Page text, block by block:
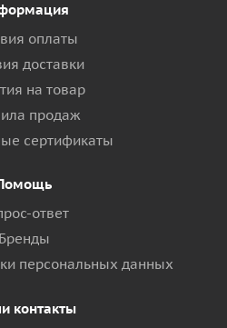
оплаты
доставки
на товар
продаж
сертификаты
ответ
Бренды
персональных данных
контакты